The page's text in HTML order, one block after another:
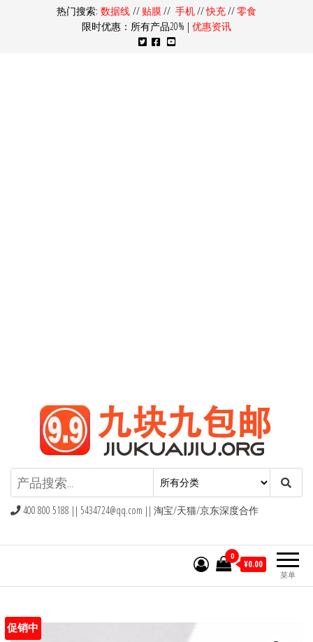
热门搜索: 数据线 // 贴膜// 手机//快充//零食
限时优惠：所有产品20% | 优惠资讯
九块九包邮,9块9包邮,9.9元包邮,九
块九官网
400 800 5188 || 5434724@qq.com || 淘宝/天猫/京东深度合作
菜单
0
¥0.00
促销中